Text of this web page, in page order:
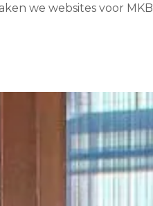
we websites voor